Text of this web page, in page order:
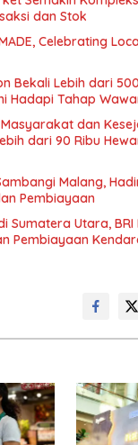
dan Stok
Celebrating
Bekali Lebih dari
Hadapi Tahap
dan
dari 90 Ribu
Malang,
Pembiayaan
Sumatera Utara,
Pembiayaan